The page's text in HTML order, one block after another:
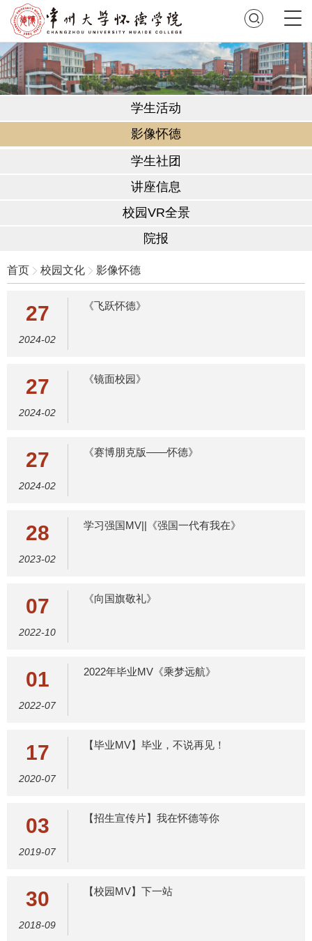
学生活动
影像怀德
学生社团
讲座信息
校园VR全景
院报
首页 校园文化 影像怀德
27
2024-02
《飞跃怀德》
27
2024-02
《镜面校园》
27
2024-02
《赛博朋克版——怀德》
28
2023-02
学习强国MV||《强国一代有我在》
07
2022-10
《向国旗敬礼》
01
2022-07
2022年毕业MV《乘梦远航》
17
2020-07
【毕业MV】毕业，不说再见！
03
2019-07
【招生宣传片】我在怀德等你
30
2018-09
【校园MV】下一站